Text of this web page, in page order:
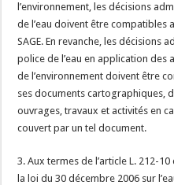
l’environnement, les décisions
de l’eau doivent être compatibles
SAGE. En revanche, les décisions
police de l’eau en application des
de l’environnement doivent être
ses documents cartographiques,
ouvrages, travaux et activités en
couvert par un tel document.
3. Aux termes de l’article L. 212-
la loi du 30 décembre 2006 sur